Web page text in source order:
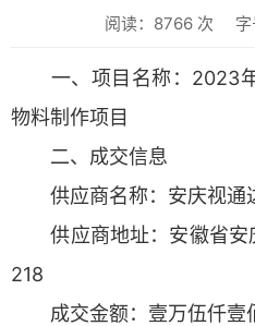
阅读： 8766 次 字
一、项目名称：2023年
物料制作项目
二、成交信息
供应商名称：安庆视通
供应商地址：安徽省安
218
成交金额：壹万伍仟壹